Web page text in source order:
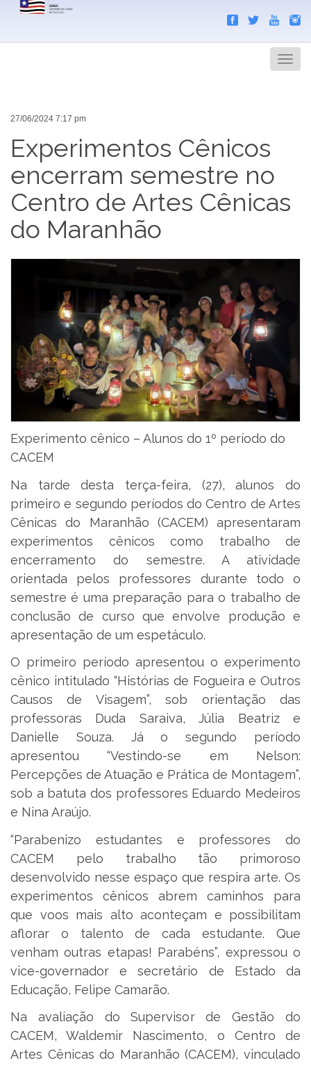
Menu
27/06/2024 7:17 pm
Experimentos Cênicos
encerram semestre no
Centro de Artes Cênicas
do Maranhão
Experimento cênico – Alunos do 1º período do
CACEM
Na tarde desta terça-feira, (27), alunos do
primeiro e segundo períodos do Centro de Artes
Cênicas do Maranhão (CACEM) apresentaram
experimentos cênicos como trabalho de
encerramento do semestre. A atividade
orientada pelos professores durante todo o
semestre é uma preparação para o trabalho de
conclusão de curso que envolve produção e
apresentação de um espetáculo.
O primeiro período apresentou o experimento
cênico intitulado “Histórias de Fogueira e Outros
Causos de Visagem”, sob orientação das
professoras Duda Saraiva, Júlia Beatriz e
Danielle Souza. Já o segundo período
apresentou “Vestindo-se em Nelson:
Percepções de Atuação e Prática de Montagem”,
sob a batuta dos professores Eduardo Medeiros
e Nina Araújo.
“Parabenizo estudantes e professores do
CACEM pelo trabalho tão primoroso
desenvolvido nesse espaço que respira arte. Os
experimentos cênicos abrem caminhos para
que voos mais alto aconteçam e possibilitam
aflorar o talento de cada estudante. Que
venham outras etapas! Parabéns”, expressou o
vice-governador e secretário de Estado da
Educação, Felipe Camarão.
Na avaliação do Supervisor de Gestão do
CACEM, Waldemir Nascimento, o Centro de
Artes Cênicas do Maranhão (CACEM), vinculado